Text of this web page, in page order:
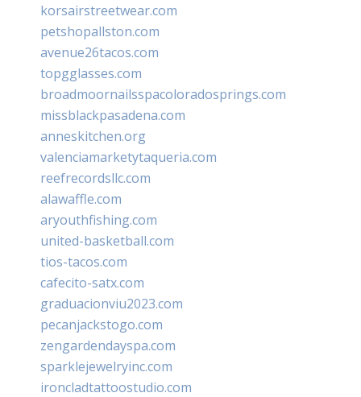
korsairstreetwear.com
petshopallston.com
avenue26tacos.com
topgglasses.com
broadmoornailsspacoloradosprings.com
missblackpasadena.com
anneskitchen.org
valenciamarketytaqueria.com
reefrecordsllc.com
alawaffle.com
aryouthfishing.com
united-basketball.com
tios-tacos.com
cafecito-satx.com
graduacionviu2023.com
pecanjackstogo.com
zengardendayspa.com
sparklejewelryinc.com
ironcladtattoostudio.com